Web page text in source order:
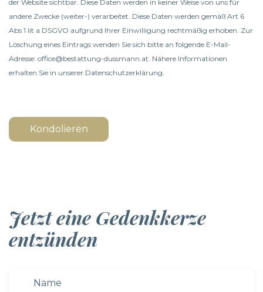
der Website sichtbar. Diese Daten werden in keiner Weise von uns für
andere Zwecke (weiter-) verarbeitet. Diese Daten werden gemäß Art 6
Abs 1 lit a DSGVO aufgrund Ihrer Einwilligung rechtmäßig erhoben. Zur
Löschung eines Eintrags wenden Sie sich bitte an folgende E-Mail-
Adresse: office@bestattung-dussmann.at. Nähere Informationen
erhalten Sie in unserer Datenschutzerklärung.
Kondolieren
Jetzt eine Gedenkkerze
entzünden